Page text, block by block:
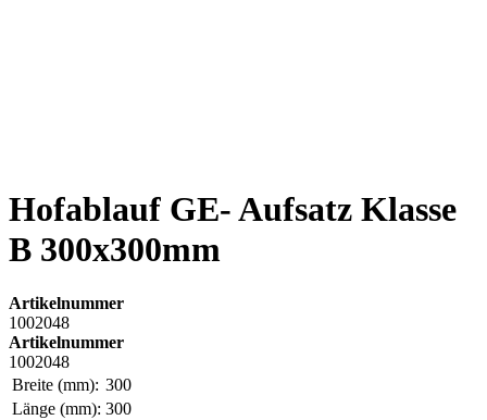
Hofablauf GE- Aufsatz Klasse
B 300x300mm
Artikelnummer
1002048
Artikelnummer
1002048
Breite (mm): 300
Länge (mm): 300